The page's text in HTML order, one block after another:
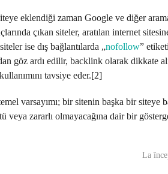
eklendiği zaman Google ve diğer
çıkan siteler, aratılan internet
ise dış bağlantılarda „nofollow”
göz ardı edilir, backlink olarak dikkate
tavsiye eder.[2]
varsayımı; bir sitenin başka bir siteye
zararlı olmayacağına dair bir
La